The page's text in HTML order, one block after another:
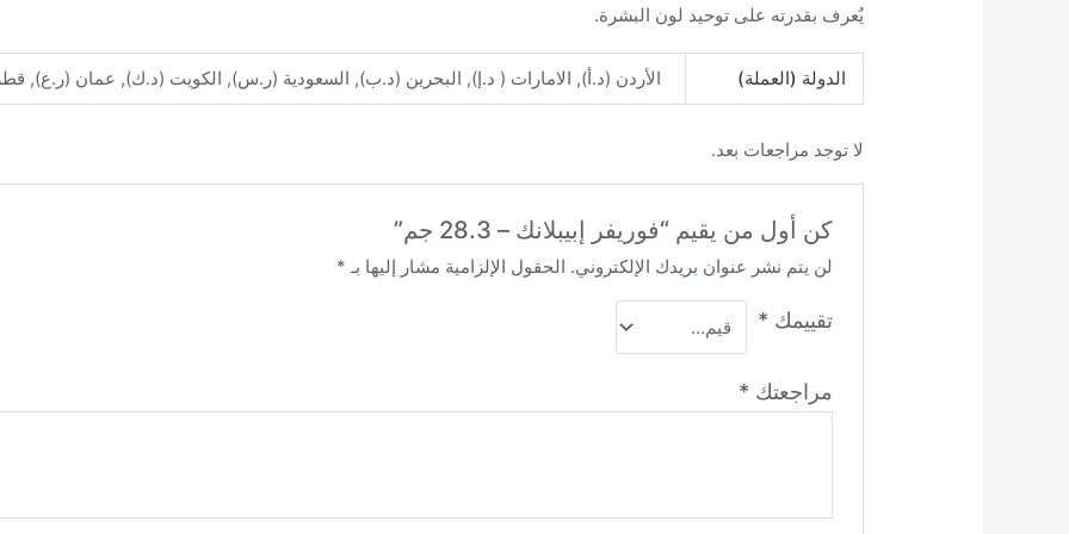
يٌعرف بقدرته على توحيد لون البشرة.
الدولة (العملة) الأردن (د.أ), الامارات ( د.إ), البحرين (د.ب), السعودية (ر.س), الكويت (د.ك), عمان (ر.ع),
لا توجد مراجعات بعد.
كن أول من يقيم “فوريفر إبيبلانك – 28.3 جم”
لن يتم نشر عنوان بريدك الإلكتروني. الحقول الإلزامية مشار إليها بـ *
تقييمك *
مراجعتك *